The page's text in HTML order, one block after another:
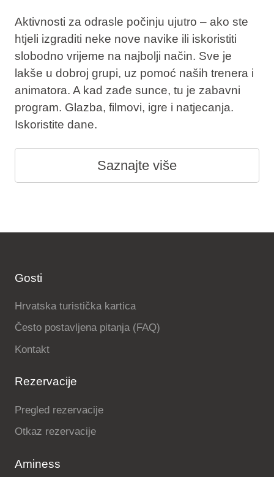
Aktivnosti za odrasle počinju ujutro – ako ste
htjeli izgraditi neke nove navike ili iskoristiti
slobodno vrijeme na najbolji način. Sve je
lakše u dobroj grupi, uz pomoć naših trenera i
animatora. A kad zađe sunce, tu je zabavni
program. Glazba, filmovi, igre i natjecanja.
Iskoristite dane.
Saznajte više
Gosti
Hrvatska turistička kartica
Često postavljena pitanja (FAQ)
Kontakt
Rezervacije
Pregled rezervacije
Otkaz rezervacije
Aminess